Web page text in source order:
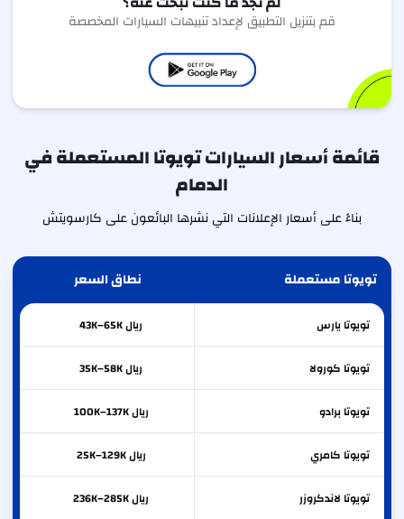
قم بتنزيل التطبيق لإعداد تنبيهات السيارات المخصصة
قائمة أسعار السيارات تويوتا المستعملة في
الدمام
بناءً على أسعار الإعلانات التي نشرها البائعون على كارسويتش
تويوتا مستعملة نطاق السعر
تويوتايارس ريال 43K–65K
تويوتا كورولا ريال 35K–58K
تويوتا برادو ريال 100K–137K
تويوتا كامري ريال 25K–129K
تويوتا لاندكروزر ريال 236K–285K